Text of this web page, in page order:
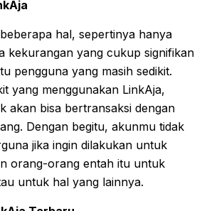
hal, sepertinya hanya
kekurangan yang cukup signifikan
pengguna yang masih sedikit.
yang menggunakan LinkAja,
akan bisa bertransaksi dengan
Dengan begitu, akunmu tidak
jika ingin dilakukan untuk
orang-orang entah itu untuk
untuk hal yang lainnya.